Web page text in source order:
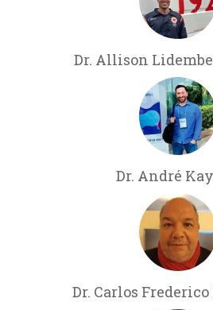
Dr. Allison
Dr. André
Dr. Carlos